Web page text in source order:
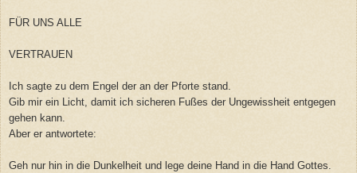
FÜR UNS ALLE
VERTRAUEN
Ich sagte zu dem Engel der an der Pforte stand.
Gib mir ein Licht, damit ich sicheren Fußes der Ungewissheit entgegen
gehen kann.
Aber er antwortete:
Geh nur hin in die Dunkelheit und lege deine Hand in die Hand Gottes.